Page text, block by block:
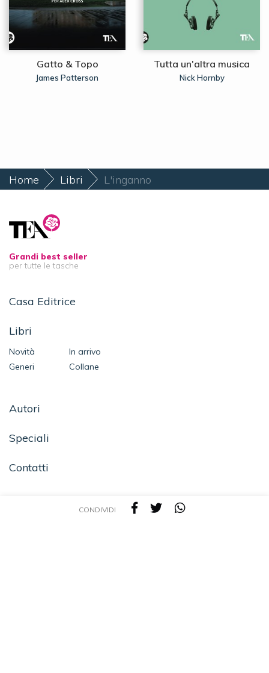
Gatto & Topo
James Patterson
Tutta un'altra musica
Nick Hornby
CONDIVIDI
Home Libri L'inganno
Grandi best seller
per tutte le tasche
Casa Editrice
Libri
Novità
In arrivo
Generi
Collane
Autori
Speciali
Contatti